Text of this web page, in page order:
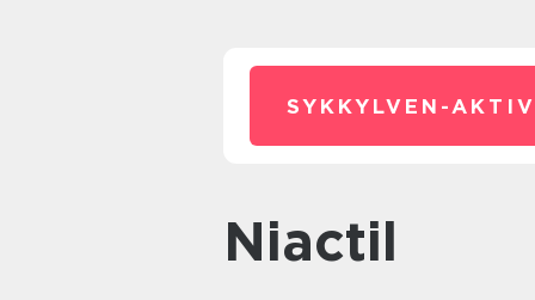
SYKKYLVEN-
Niactil